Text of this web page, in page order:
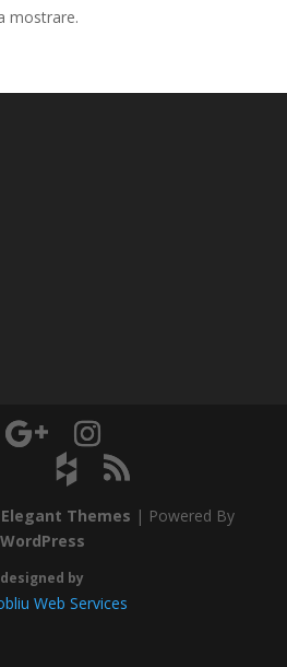
mostrare.
Elegant Themes | Powered By
WordPress
designed by